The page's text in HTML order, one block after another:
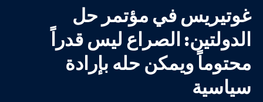
غوتيريس في مؤتمر حل
الدولتين: الصراع ليس قدراً
محتوماً ويمكن حله بإرادة
سياسية